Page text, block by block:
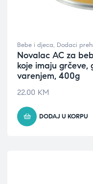
Bebe i djeca, Dodaci
Novalac AC za
koje imaju grčeve,
varenjem, 400g
22.00 KM
DODAJ U KORPU